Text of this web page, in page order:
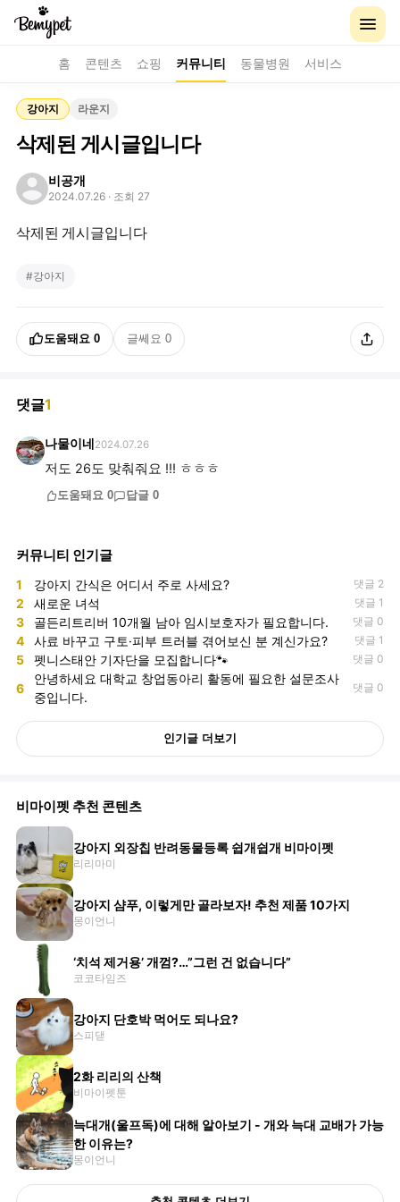
홈 콘텐츠 쇼핑 커뮤니티 동물병원 서비스
강아지 라운지
삭제된 게시글입니다
비공개
2024.07.26 · 조회 27
삭제된 게시글입니다
#강아지
도움돼요 0 글쎄요 0
댓글1
나물이네 2024.07.26
저도 26도 맞춰줘요 !!! ㅎㅎㅎ
도움돼요 0 답글 0
커뮤니티 인기글
1 강아지 간식은 어디서 주로 사세요? 댓글 2
2 새로운 녀석 댓글 1
3 골든리트리버 10개월 남아 임시보호자가 필요합니다. 댓글 0
4 사료 바꾸고 구토·피부 트러블 겪어보신 분 계신가요? 댓글 1
5 펫니스태안 기자단을 모집합니다🐾 댓글 0
6
안녕하세요 대학교 창업동아리 활동에 필요한 설문조사
중입니다.
댓글 0
인기글 더보기
비마이펫 추천 콘텐츠
강아지 외장칩 반려동물등록 쉽개쉽개 비마이펫
리리마미
강아지 샴푸, 이렇게만 골라보자! 추천 제품 10가지
몽이언니
‘치석 제거용’ 개껌?…”그런 건 없습니다”
코코타임즈
강아지 단호박 먹어도 되나요?
스피댇
2화 리리의 산책
비마이펫툰
늑대개(울프독)에 대해 알아보기 - 개와 늑대 교배가 가능
한 이유는?
몽이언니